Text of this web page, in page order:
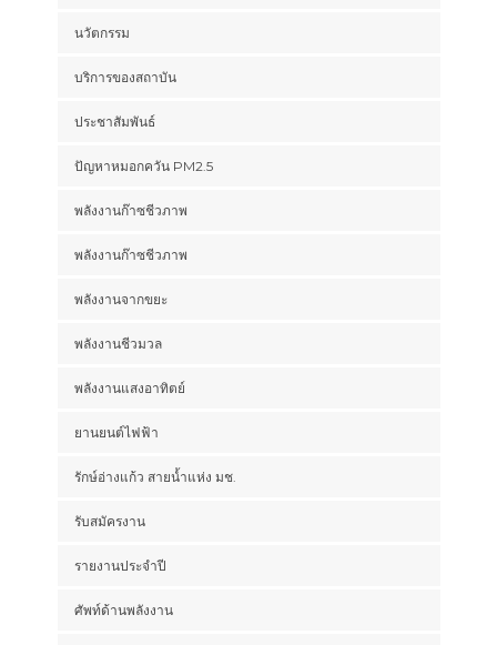
นวัตกรรม
บริการของสถาบัน
ประชาสัมพันธ์
ปัญหาหมอกควัน PM2.5
พลังงานก๊าซชีวภาพ
พลังงานก๊าซชีวภาพ
พลังงานจากขยะ
พลังงานชีวมวล
พลังงานแสงอาทิตย์
ยานยนต์ไฟฟ้า
รักษ์อ่างแก้ว สายน้ำแห่ง มช.
รับสมัครงาน
รายงานประจำปี
ศัพท์ด้านพลังงาน